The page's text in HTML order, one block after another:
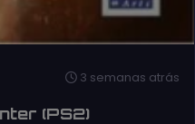
3 semanas atrás
(PS2)